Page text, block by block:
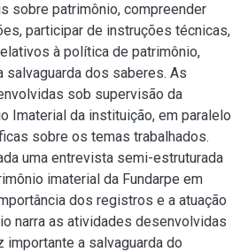
sobre patrimônio, compreender
participar de instruções técnicas,
à política de patrimônio,
salvaguarda dos saberes. As
sob supervisão da
Imaterial da instituição, em paralelo
sobre os temas trabalhados.
uma entrevista semi-estruturada
imaterial da Fundarpe em
dos registros e a atuação
narra as atividades desenvolvidas
a salvaguarda do